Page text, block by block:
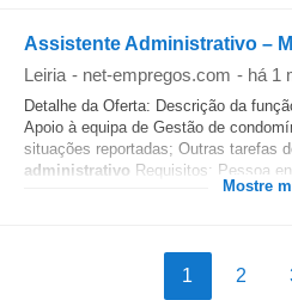
Assistente Administrativo –
Leiria - net-empregos.com - há 1
Detalhe da Oferta: Descrição da
Apoio à equipa de Gestão de
situações reportadas; Outras tarefas
administrativo Requisitos: Pessoa
Mostre
1 2